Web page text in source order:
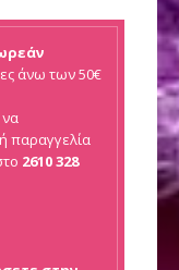
άνω των 50€
παραγγελία
2610 328